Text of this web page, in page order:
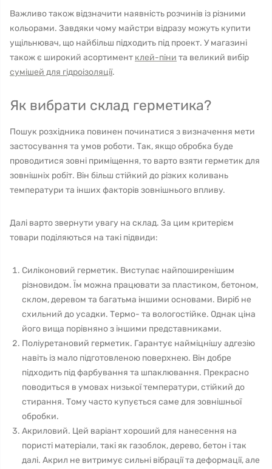
Важливо також відзначити наявність розчинів із різними
кольорами. Завдяки чому майстри відразу можуть купити
ущільнювач, що найбільш підходить під проект. У магазині
також є широкий асортимент клей-піни та великий вибір
сумішей для гідроізоляції.
Як вибрати склад герметика?
Пошук розхідника повинен починатися з визначення мети
застосування та умов роботи. Так, якщо обробка буде
проводитися зовні приміщення, то варто взяти герметик для
зовнішніх робіт. Він більш стійкий до різких коливань
температури та інших факторів зовнішнього впливу.
Далі варто звернути увагу на склад. За цим критерієм
товари поділяються на такі підвиди:
Силіконовий герметик. Виступає найпоширенішим
різновидом. Їм можна працювати за пластиком, бетоном,
склом, деревом та багатьма іншими основами. Виріб не
схильний до усадки. Термо- та вологостійке. Однак ціна
його вища порівняно з іншими представниками.
Поліуретановий герметик. Гарантує найміцнішу адгезію
навіть із мало підготовленою поверхнею. Він добре
підходить під фарбування та шпаклювання. Прекрасно
поводиться в умовах низької температури, стійкий до
стирання. Тому часто купується саме для зовнішньої
обробки.
Акриловий. Цей варіант хороший для нанесення на
пористі матеріали, такі як газоблок, дерево, бетон і так
далі. Акрил не витримує сильні вібрації та деформації, але